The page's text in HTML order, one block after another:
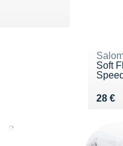
Soft
28 €